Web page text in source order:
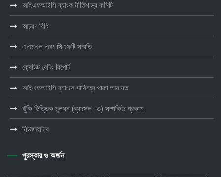
আইএফআইসি ব্যাংক নীতিশাস্ত্র কমিটি
আচরণ বিধি
এএমএল এবং সিএফটি সম্মতি
ক্রেডিট রেটিং রিপোর্ট
আইএফআইসি ব্যাংকে দায়িত্বে থাকা আমানত
ঝুঁকি ভিত্তিক মূলধন (ব্যাসেল -৩) সম্পর্কিত প্রকাশ
নিউজলেটার
পুরস্কার ও অর্জন